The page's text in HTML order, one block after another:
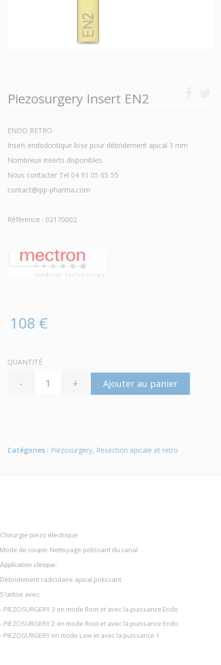
Piezosurgery Insert EN2
ENDO RETRO
Insert endodontique lisse pour débridement apical 3 mm
Nombreux inserts disponibles
Nous contacter Tel 04 91 05 05 55
contact@ipp-pharma.com
Référence : 02170002
108 €
QUANTITÉ
- + Ajouter au panier
Catégories : Piézosurgery, Resection apicale et retro
Chirurgie piezo électrique
Mode de coupe: Nettoyage polissant du canal
Application clinique:
Débridement radiculaire apical polissant
S'utilise avec:
- PIEZOSURGERY 3 en mode Root et avec la puissance Endo
- PIEZOSURGERY 2 en mode Root et avec la puissance Endo
- PIEZOSURGERY en mode Low et avec la puissance 1